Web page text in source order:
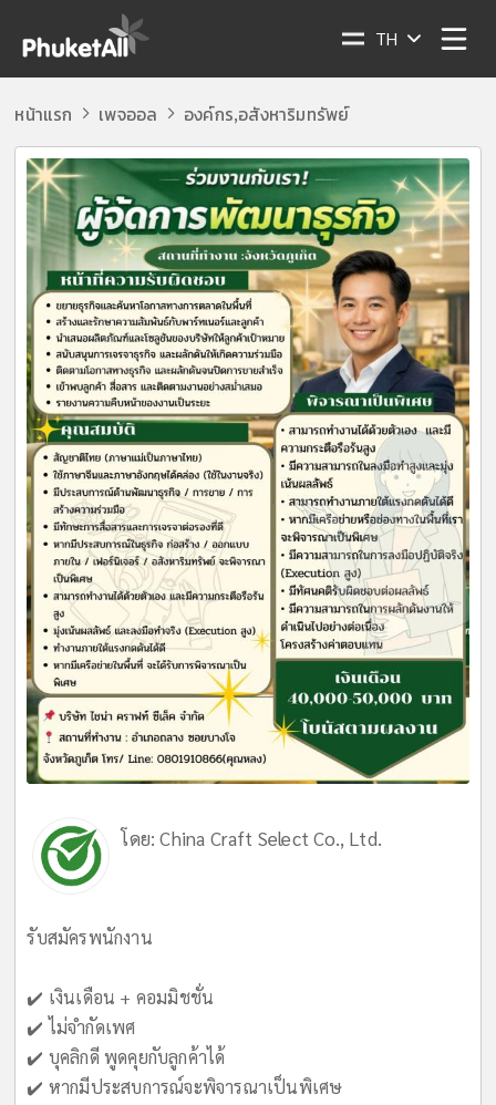
TH
หน้าแรก เพจออล องค์กร,อสังหาริมทรัพย์
โดย:China Craft Select Co., Ltd.
รับสมัครพนักงาน
✔️ เงินเดือน + คอมมิชชั่น
✔️ ไม่จำกัดเพศ
✔️ บุคลิกดี พูดคุยกับลูกค้าได้
✔️ หากมีประสบการณ์จะพิจารณาเป็นพิเศษ